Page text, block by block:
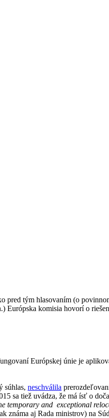
tým hlasovaním (o
komisia hovorí o
Európskej únie je
súhlas, neschválila
sa tiež uvádza, že má ísť o
temporary and exceptional
známa aj Rada ministrov) na